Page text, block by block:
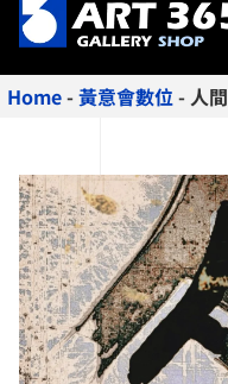
Home-黃意會數位 - 人間